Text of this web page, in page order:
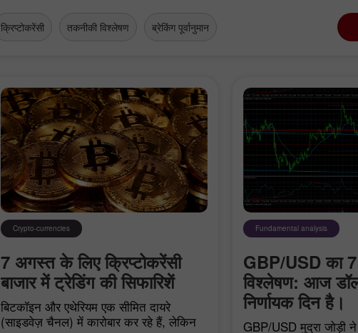
क्रिप्टोकरेंसी तकनीकी विश्लेषण ब्रेकिंग पूर्वानुमान
Crypto-currencies
7 अगस्त के लिए क्रिप्टोकरेंसी
बाजार में ट्रेडिंग की सिफारिशें
बिटकॉइन और एथेरियम एक सीमित दायरे
(साइडवेज़ चैनल) में कारोबार कर रहे हैं, लेकिन
Fundamental analysis
GBP/USD का
विश्लेषण: आज
निर्णायक दिन है।
GBP/USD मुद्रा जोड़ी
30% बोनस
इंस्टा फोरेक्स क्लब बोनस
चाणक्य डिपाजिट